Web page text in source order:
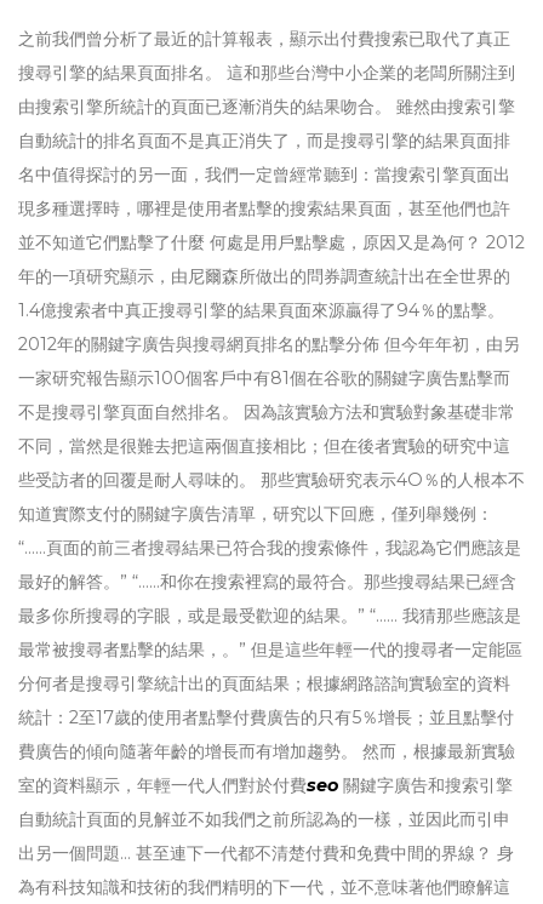
之前我們曾分析了最近的計算報表，顯示出付費搜索已取代了真正
搜尋引擎的結果頁面排名。 這和那些台灣中小企業的老闆所關注到
由搜索引擎所統計的頁面已逐漸消失的結果吻合。 雖然由搜索引擎
自動統計的排名頁面不是真正消失了，而是搜尋引擎的結果頁面排
名中值得探討的另一面，我們一定曾經常聽到：當搜索引擎頁面出
現多種選擇時，哪裡是使用者點擊的搜索結果頁面，甚至他們也許
並不知道它們點擊了什麼 何處是用戶點擊處，原因又是為何？ 2012
年的一項研究顯示，由尼爾森所做出的問券調查統計出在全世界的
1.4億搜索者中真正搜尋引擎的結果頁面來源贏得了94％的點擊。
2012年的關鍵字廣告與搜尋網頁排名的點擊分佈 但今年年初，由另
一家研究報告顯示100個客戶中有81個在谷歌的關鍵字廣告點擊而
不是搜尋引擎頁面自然排名。 因為該實驗方法和實驗對象基礎非常
不同，當然是很難去把這兩個直接相比；但在後者實驗的研究中這
些受訪者的回覆是耐人尋味的。 那些實驗研究表示4O％的人根本不
知道實際支付的關鍵字廣告清單，研究以下回應，僅列舉幾例：
“……頁面的前三者搜尋結果已符合我的搜索條件，我認為它們應該是
最好的解答。” “……和你在搜索裡寫的最符合。那些搜尋結果已經含
最多你所搜尋的字眼，或是最受歡迎的結果。” “…… 我猜那些應該是
最常被搜尋者點擊的結果，。” 但是這些年輕一代的搜尋者一定能區
分何者是搜尋引擎統計出的頁面結果；根據網路諮詢實驗室的資料
統計：2至17歲的使用者點擊付費廣告的只有5％增長；並且點擊付
費廣告的傾向隨著年齡的增長而有增加趨勢。 然而，根據最新實驗
室的資料顯示，年輕一代人們對於付費seo 關鍵字廣告和搜索引擎
自動統計頁面的見解並不如我們之前所認為的一樣，並因此而引申
出另一個問題… 甚至連下一代都不清楚付費和免費中間的界線？ 身
為有科技知識和技術的我們精明的下一代，並不意味著他們瞭解這